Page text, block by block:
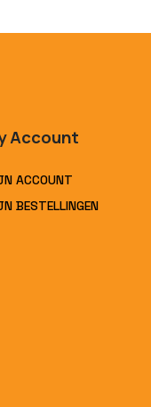
Account
ACCOUNT
BESTELLINGEN